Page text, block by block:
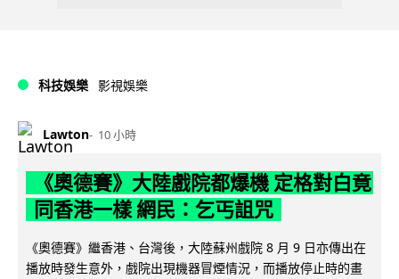
科技娛樂 影視娛樂
Lawton 10 小時
《奧德賽》大陸戲院都爆機 定格對白竟
同香港一樣 網民：乞丐詛咒
《奧德賽》繼香港、台灣後，大陸蘇州戲院 8 月 9 日亦傳出在
播放時發生意外，戲院出現機器冒煙情況，而播放停止時的畫